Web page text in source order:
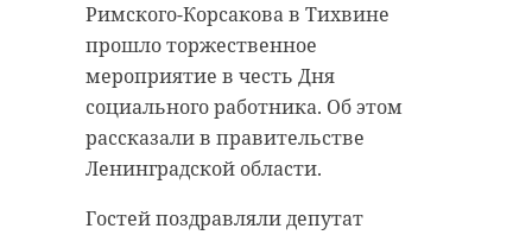
Римского-Корсакова в Тихвине
прошло торжественное
мероприятие в честь Дня
социального работника. Об этом
рассказали в правительстве
Ленинградской области.
Гостей поздравляли депутат